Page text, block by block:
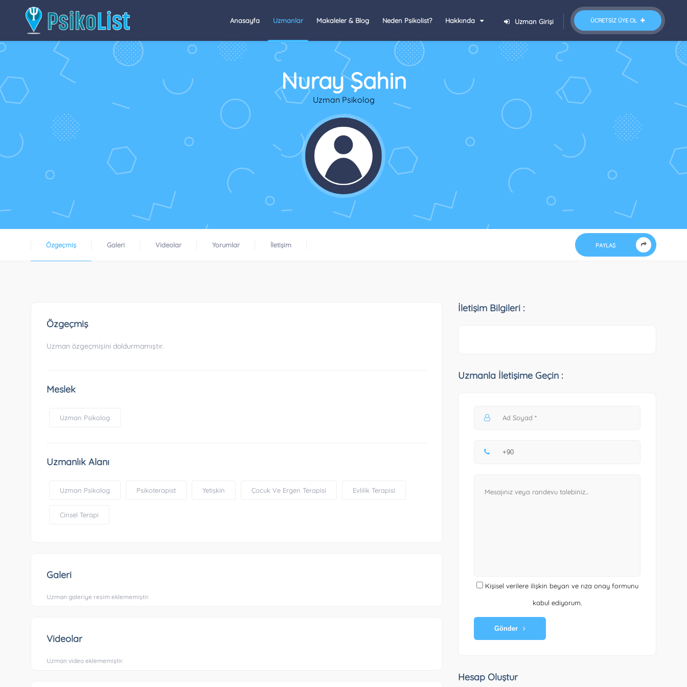
ÜCRETSIZ ÜYE OL
Uzman Girişi
Anasayfa Uzmanlar Makaleler & Blog Neden Psikolist? Hakkında
Nuray Şahin
Uzman Psikolog
Özgeçmiş Galeri Videolar Yorumlar İletişim PAYLAŞ
Özgeçmiş
Uzman özgeçmişini doldurmamıştır.
Meslek
Uzman Psikolog
Uzmanlık Alanı
Uzman Psikolog Psikoterapist Yetişkin Çocuk Ve Ergen Terapisi Evlilik Terapisi
Cinsel Terapi
Galeri
Uzman galeriye resim eklememiştir.
Videolar
Uzman video eklememiştir.
İletişim Bilgileri :
Uzmanla İletişime Geçin :
Kişisel verilere ilişkin beyan ve rıza onay formunu
kabul ediyorum.
Gönder
Hesap Oluştur